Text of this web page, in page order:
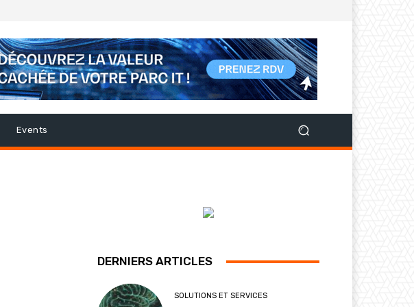
Events
DERNIERS ARTICLES
SOLUTIONS ET SERVICES